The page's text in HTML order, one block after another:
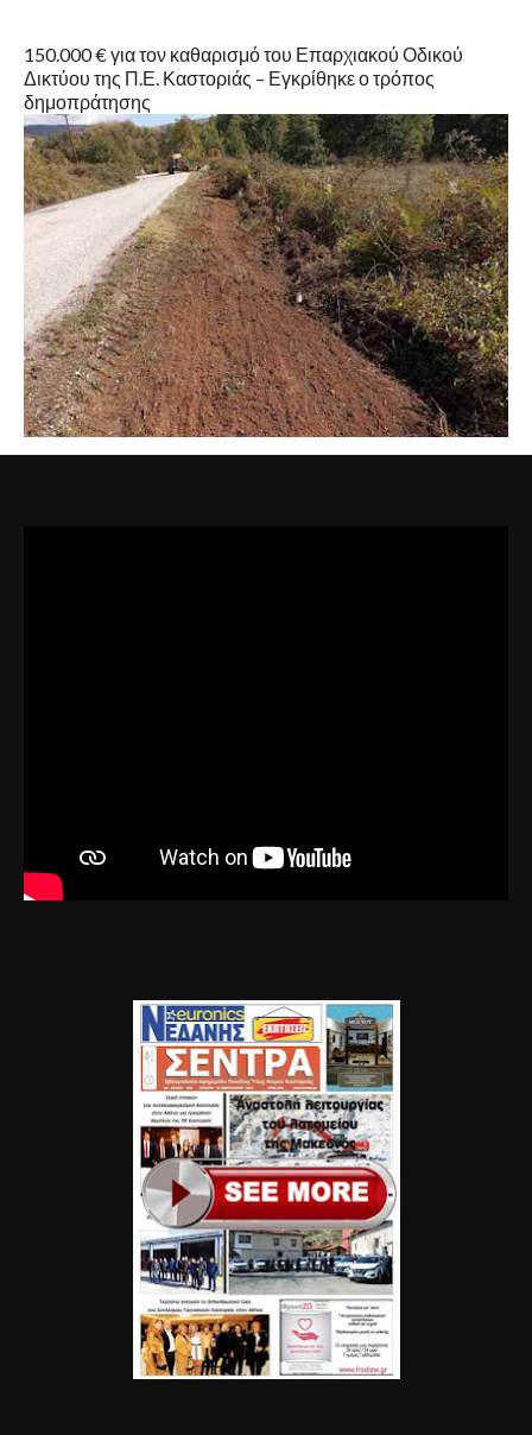
150.000 € για τον καθαρισμό του Επαρχιακού Οδικού
Δικτύου της Π.Ε. Καστοριάς – Εγκρίθηκε ο τρόπος
δημοπράτησης